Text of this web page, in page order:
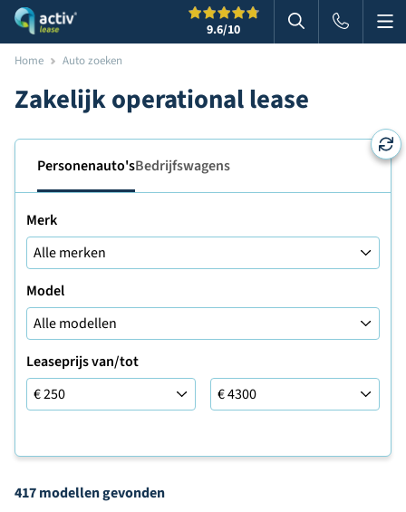
9.6/10 Zoeken in
Home Auto zoeken
Zakelijk operational lease
Personenauto'sBedrijfswagens
Merk
Model
Leaseprijs van/tot
Leaseprijs van/tot
417 modellengevonden